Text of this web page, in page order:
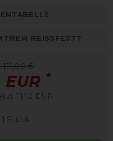
REISSFEST?
€
*
11,10 EUR
1 Stück